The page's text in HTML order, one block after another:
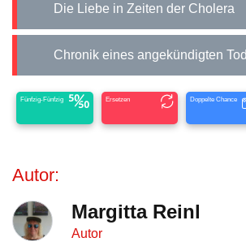
Die Liebe in Zeiten der Cholera
Chronik eines angekündigten
Fünfzig-Fünfzig Ersetzen Doppelte Chance
Autor:
Margitta Reinl
Autor